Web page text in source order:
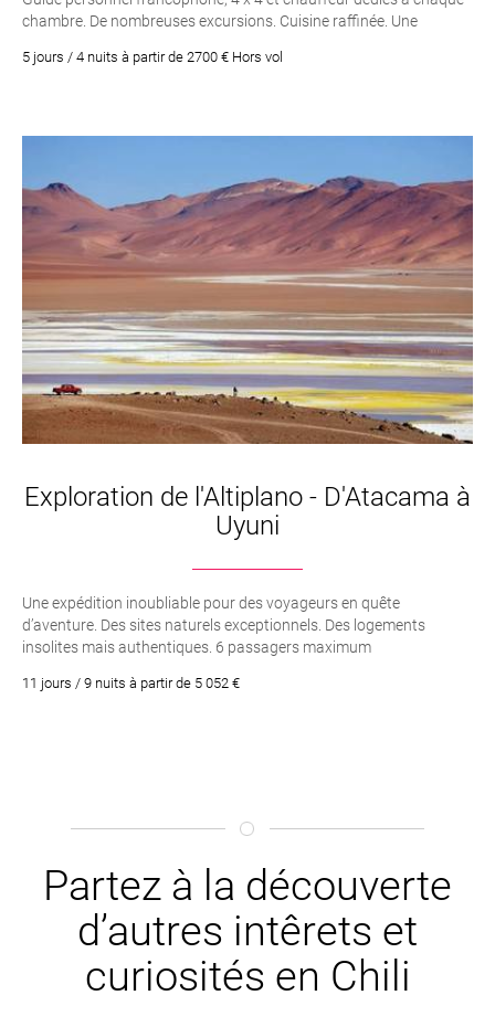
chambre. De nombreuses excursions. Cuisine raffinée. Une
5 jours / 4 nuits à partir de 2700 € Hors vol
Exploration de l'Altiplano - D'Atacama à
Uyuni
Une expédition inoubliable pour des voyageurs en quête
d’aventure. Des sites naturels exceptionnels. Des logements
insolites mais authentiques. 6 passagers maximum
11 jours / 9 nuits à partir de 5 052 €
Partez à la découverte
d’autres intêrets et
curiosités en Chili